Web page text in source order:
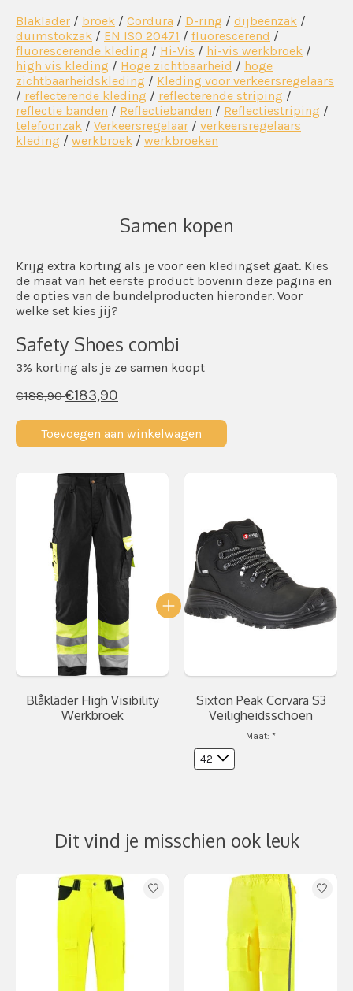
Blaklader / broek / Cordura / D-ring / dijbeenzak /
duimstokzak / EN ISO 20471 / fluorescerend /
fluorescerende kleding / Hi-Vis / hi-vis werkbroek /
high vis kleding / Hoge zichtbaarheid / hoge
zichtbaarheidskleding / Kleding voor verkeersregelaars
/ reflecterende kleding / reflecterende striping /
reflectie banden / Reflectiebanden / Reflectiestriping /
telefoonzak / Verkeersregelaar / verkeersregelaars
kleding / werkbroek / werkbroeken
Samen kopen
Krijg extra korting als je voor een kledingset gaat. Kies
de maat van het eerste product bovenin deze pagina en
de opties van de bundelproducten hieronder. Voor
welke set kies jij?
Safety Shoes combi
3% korting als je ze samen koopt
€188,90€183,90
Toevoegen aan winkelwagen
Carrousel van gebundelde producten
Blåkläder High Visibility
Werkbroek
Sixton Peak Corvara S3
Veiligheidsschoen
Maat: *
Dit vind je misschien ook leuk
Items van productcarrousel